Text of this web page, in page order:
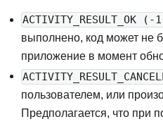
ACTIVITY_RESULT_OK (-
выполнено, код может не
приложение в момент
пользователем, или
Предполагается, что при